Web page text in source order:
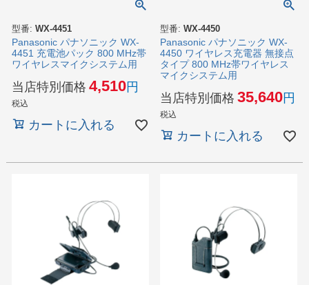
型番: WX-4451
Panasonic パナソニック WX-
4451 充電池パック 800 MHz帯
ワイヤレスマイクシステム用
当店特別価格 4,510
税込
カートに入れる
型番: WX-4450
Panasonic パナソニック WX-
4450 ワイヤレス充電器 無接点
タイプ 800 MHz帯ワイヤレス
マイクシステム用
当店特別価格 35,640
税込
カートに入れる